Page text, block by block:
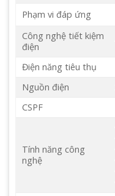
Phạm vi đáp ứng
Công nghệ tiết kiệm
điện
Điện năng tiêu thụ
Nguồn điện
CSPF
Tính năng công
nghệ